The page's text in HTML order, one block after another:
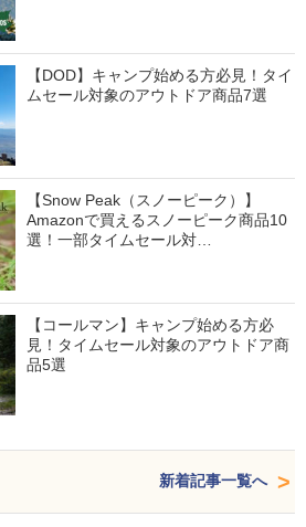
【DOD】キャンプ始める方必見！タイ
ムセール対象のアウトドア商品7選
【Snow Peak（スノーピーク）】
Amazonで買えるスノーピーク商品10
選！一部タイムセール対…
【コールマン】キャンプ始める方必
見！タイムセール対象のアウトドア商
品5選
新着記事一覧へ